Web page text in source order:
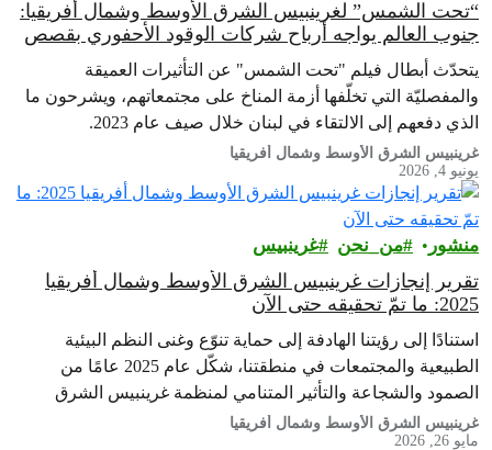
“تحت الشمس” لغرينبيس الشرق الأوسط وشمال أفريقيا:
جنوب العالم يواجه أرباح شركات الوقود الأحفوري بقصص
عن الصمود
يتحدّث أبطال فيلم "تحت الشمس" عن التأثيرات العميقة
والمفصليّة التي تخلّفها أزمة المناخ على مجتمعاتهم، ويشرحون ما
الذي دفعهم إلى الالتقاء في لبنان خلال صيف عام 2023.
غرينبيس الشرق الأوسط وشمال أفريقيا
يونيو 4, 2026
منشور من_نحن غرينبيس‎
تقرير إنجازات غرينبيس الشرق الأوسط وشمال أفريقيا
2025: ما تمّ تحقيقه حتى الآن
استنادًا إلى رؤيتنا الهادفة إلى حماية تنوّع وغنى النظم البيئية
الطبيعية والمجتمعات في منطقتنا، شكّل عام 2025 عامًا من
الصمود والشجاعة والتأثير المتنامي لمنظمة غرينبيس الشرق
الأوسط وشمال أفريقيا
غرينبيس الشرق الأوسط وشمال أفريقيا
مايو 26, 2026